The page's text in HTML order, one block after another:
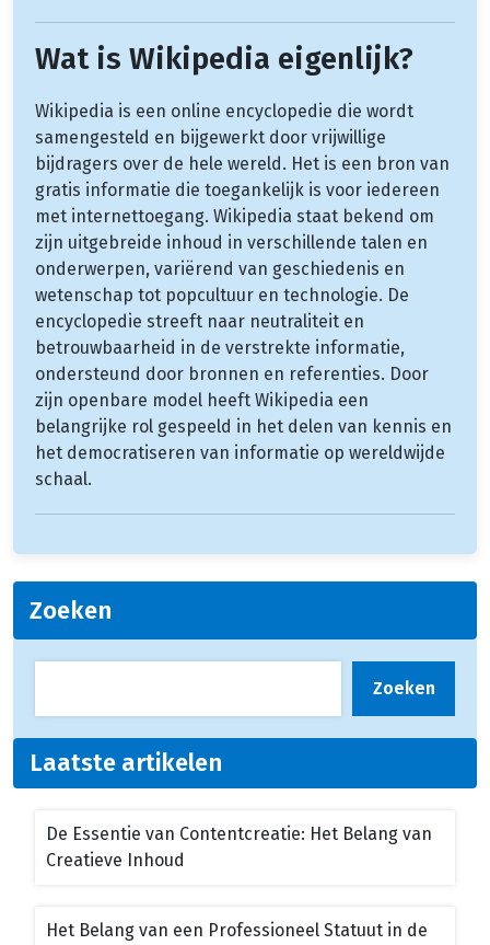
Wat is Wikipedia eigenlijk?
Wikipedia is een online encyclopedie die wordt
samengesteld en bijgewerkt door vrijwillige
bijdragers over de hele wereld. Het is een bron van
gratis informatie die toegankelijk is voor iedereen
met internettoegang. Wikipedia staat bekend om
zijn uitgebreide inhoud in verschillende talen en
onderwerpen, variërend van geschiedenis en
wetenschap tot popcultuur en technologie. De
encyclopedie streeft naar neutraliteit en
betrouwbaarheid in de verstrekte informatie,
ondersteund door bronnen en referenties. Door
zijn openbare model heeft Wikipedia een
belangrijke rol gespeeld in het delen van kennis en
het democratiseren van informatie op wereldwijde
schaal.
Zoeken
Zoeken
Laatste artikelen
De Essentie van Contentcreatie: Het Belang van
Creatieve Inhoud
Het Belang van een Professioneel Statuut in de